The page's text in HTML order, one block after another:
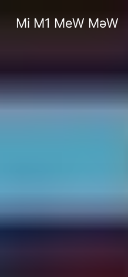
Mi M1 MeW MəW